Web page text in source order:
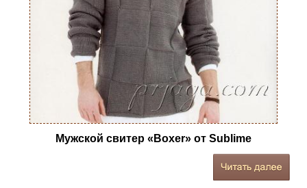
Мужской свитер «Boxer» от Sublime